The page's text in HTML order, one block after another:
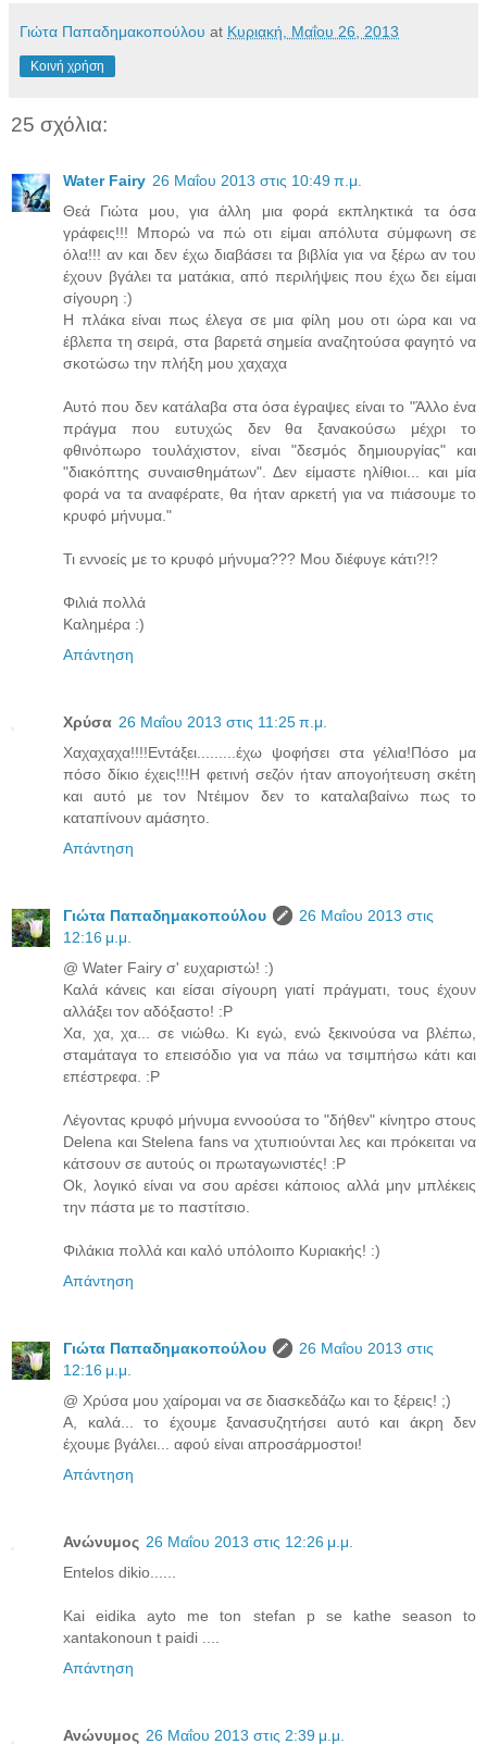
Γιώτα Παπαδημακοπούλου at Κυριακή, Μαΐου 26, 2013
Κοινή χρήση
25 σχόλια:
Water Fairy 26 Μαΐου 2013 στις 10:49 π.μ.
Θεά Γιώτα μου, για άλλη μια φορά εκπληκτικά τα όσα
γράφεις!!! Μπορώ να πώ οτι είμαι απόλυτα σύμφωνη σε
όλα!!! αν και δεν έχω διαβάσει τα βιβλία για να ξέρω αν του
έχουν βγάλει τα ματάκια, από περιλήψεις που έχω δει είμαι
σίγουρη :)
Η πλάκα είναι πως έλεγα σε μια φίλη μου οτι ώρα και να
έβλεπα τη σειρά, στα βαρετά σημεία αναζητούσα φαγητό να
σκοτώσω την πλήξη μου χαχαχα
Αυτό που δεν κατάλαβα στα όσα έγραψες είναι το "Άλλο ένα
πράγμα που ευτυχώς δεν θα ξανακούσω μέχρι το
φθινόπωρο τουλάχιστον, είναι "δεσμός δημιουργίας" και
"διακόπτης συναισθημάτων". Δεν είμαστε ηλίθιοι... και μία
φορά να τα αναφέρατε, θα ήταν αρκετή για να πιάσουμε το
κρυφό μήνυμα."
Τι εννοείς με το κρυφό μήνυμα??? Μου διέφυγε κάτι?!?
Φιλιά πολλά
Καλημέρα :)
Απάντηση
Χρύσα 26 Μαΐου 2013 στις 11:25 π.μ.
Χαχαχαχα!!!!Εντάξει.........έχω ψοφήσει στα γέλια!Πόσο μα
πόσο δίκιο έχεις!!!Η φετινή σεζόν ήταν απογοήτευση σκέτη
και αυτό με τον Ντέιμον δεν το καταλαβαίνω πως το
καταπίνουν αμάσητο.
Απάντηση
Γιώτα Παπαδημακοπούλου
26 Μαΐου 2013 στις
12:16 μ.μ.
@ Water Fairy σ' ευχαριστώ! :)
Καλά κάνεις και είσαι σίγουρη γιατί πράγματι, τους έχουν
αλλάξει τον αδόξαστο! :P
Χα, χα, χα... σε νιώθω. Κι εγώ, ενώ ξεκινούσα να βλέπω,
σταμάταγα το επεισόδιο για να πάω να τσιμπήσω κάτι και
επέστρεφα. :P
Λέγοντας κρυφό μήνυμα εννοούσα το "δήθεν" κίνητρο στους
Delena και Stelena fans να χτυπιούνται λες και πρόκειται να
κάτσουν σε αυτούς οι πρωταγωνιστές! :P
Ok, λογικό είναι να σου αρέσει κάποιος αλλά μην μπλέκεις
την πάστα με το παστίτσιο.
Φιλάκια πολλά και καλό υπόλοιπο Κυριακής! :)
Απάντηση
Γιώτα Παπαδημακοπούλου
26 Μαΐου 2013 στις
12:16 μ.μ.
@ Χρύσα μου χαίρομαι να σε διασκεδάζω και το ξέρεις! ;)
Α, καλά... το έχουμε ξανασυζητήσει αυτό και άκρη δεν
έχουμε βγάλει... αφού είναι απροσάρμοστοι!
Απάντηση
Ανώνυμος 26 Μαΐου 2013 στις 12:26 μ.μ.
Entelos dikio......
Kai eidika ayto me ton stefan p se kathe season to
xantakonoun t paidi ....
Απάντηση
Ανώνυμος 26 Μαΐου 2013 στις 2:39 μ.μ.